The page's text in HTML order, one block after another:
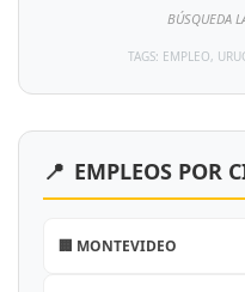
BÚSQUEDA
TAGS: EMPLEO,
📍 EMPLEOS POR
🏢 MONTEVIDEO